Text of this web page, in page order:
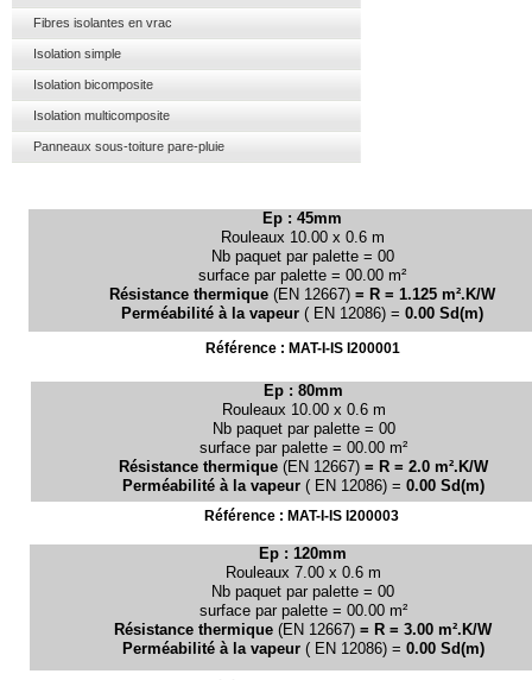
Ep : 45mm
Rouleaux 10.00 x 0.6 m
Nb paquet par palette = 00
surface par palette = 00.00 m²
Résistance thermique (EN 12667) = R = 1.125 m².K/W
Perméabilité à la vapeur ( EN 12086) = 0.00 Sd(m)
Référence : MAT-I-IS I200001
Ep : 80mm
Rouleaux 10.00 x 0.6 m
Nb paquet par palette = 00
surface par palette = 00.00 m²
Résistance thermique (EN 12667) = R = 2.0 m².K/W
Perméabilité à la vapeur ( EN 12086) = 0.00 Sd(m)
Référence : MAT-I-IS I200003
Ep : 120mm
Rouleaux 7.00 x 0.6 m
Nb paquet par palette = 00
surface par palette = 00.00 m²
Résistance thermique (EN 12667) = R = 3.00 m².K/W
Perméabilité à la vapeur ( EN 12086) = 0.00 Sd(m)
Fibres isolantes en vrac
Isolation simple
Isolation bicomposite
Isolation multicomposite
Panneaux sous-toiture pare-pluie